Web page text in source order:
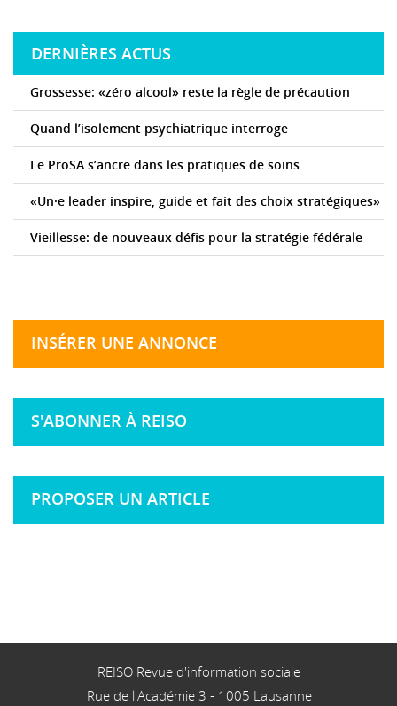
DERNIÈRES ACTUS
Grossesse: «zéro alcool» reste la règle de précaution
Quand l’isolement psychiatrique interroge
Le ProSA s’ancre dans les pratiques de soins
«Un·e leader inspire, guide et fait des choix stratégiques»
Vieillesse: de nouveaux défis pour la stratégie fédérale
INSÉRER UNE ANNONCE
S'ABONNER À REISO
PROPOSER UN ARTICLE
REISO Revue d'information sociale
Rue de l'Académie 3 - 1005 Lausanne